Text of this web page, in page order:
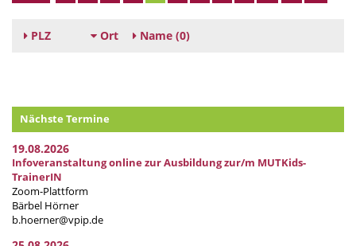
PLZ Ort Name (0)
Nächste Termine
19.08.2026
Infoveranstaltung online zur Ausbildung zur/m MUTKids-
TrainerIN
Zoom-Plattform
Bärbel Hörner
b.hoerner@vpip.de